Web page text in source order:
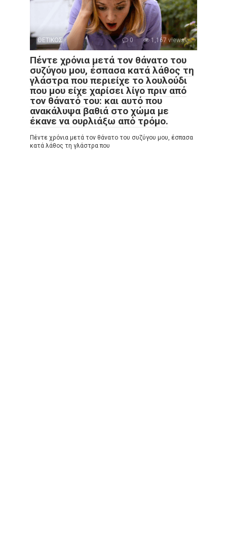
ΘΕΤΙΚΟΣ 0 1,167 views
Πέντε χρόνια μετά τον θάνατο του
συζύγου μου, έσπασα κατά λάθος τη
γλάστρα που περιείχε το λουλούδι
που μου είχε χαρίσει λίγο πριν από
τον θάνατό του: και αυτό που
ανακάλυψα βαθιά στο χώμα με
έκανε να ουρλιάξω από τρόμο.
Πέντε χρόνια μετά τον θάνατο του συζύγου μου, έσπασα
κατά λάθος τη γλάστρα που